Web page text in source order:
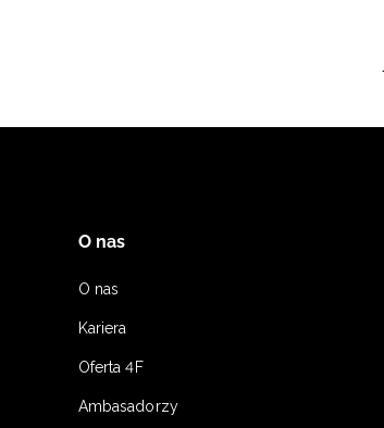
O nas
O nas
Kariera
Oferta 4F
Ambasadorzy